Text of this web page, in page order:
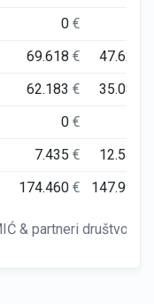
0€
69.618€ 47.627
62.183€ 35.081
0€
7.435€ 12.545
174.460€ 147.991
& partneri društvo s